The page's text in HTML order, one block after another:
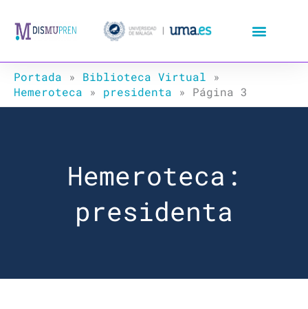
Portada » Biblioteca Virtual »
Hemeroteca » presidenta » Página 3
Hemeroteca:
presidenta